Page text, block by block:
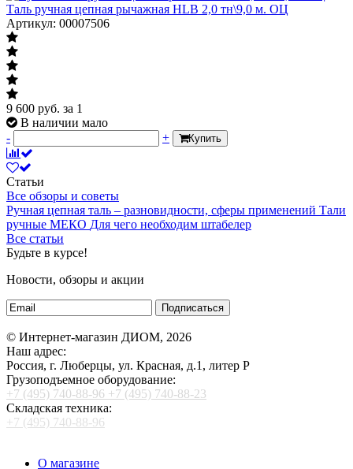
Таль ручная цепная рычажная HLB 2,0 тн\9,0 м. ОЦ
Артикул: 00007506
9 600 руб. за 1
В наличии мало
-
+ Купить
Статьи
Все обзоры и советы
Ручная цепная таль – разновидности, сферы применений Тали
ручные МЕКО Для чего необходим штабелер
Все статьи
Будьте в курсе!
Новости, обзоры и акции
Подписаться
© Интернет-магазин ДИОМ, 2026
Наш адрес:
Россия, г. Люберцы, ул. Красная, д.1, литер Р
Грузоподъемное оборудование:
+7 (495) 740-88-96 +7 (495) 740-88-23
Складская техника:
+7 (495) 740-88-96
О магазине